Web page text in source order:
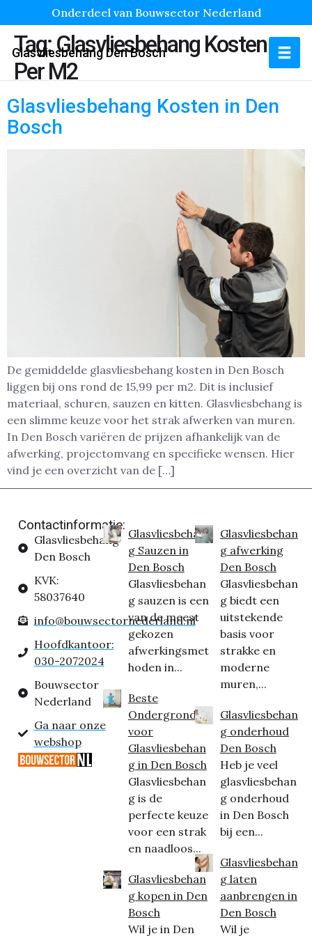
Onderdeel van Bouwsector Nederland
Glasvliesbehang Den Bosch
Tag:Glasvliesbehang Kosten
Per M2
Glasvliesbehang Kosten in Den
Bosch
De gemiddelde glasvliesbehang kosten in Den Bosch
liggen bij ons rond de 15,99 per m2. Dit is inclusief
materiaal, schuren, sauzen en kitten. Glasvliesbehang is
een slimme keuze voor het strak afwerken van muren.
In Den Bosch variëren de prijzen afhankelijk van de
afwerking, projectomvang en specifieke wensen. Hier
vind je een overzicht van de […]
Contactinformatie:
Glasvliesbehang
Den Bosch
KVK:
58037640
info@bouwsectornederland.nl
Hoofdkantoor:
030-2072024
Bouwsector
Nederland
Ga naar onze
webshop
Glasvliesbehan
g Sauzen in
Den Bosch
Glasvliesbehan
g sauzen is een
van de meest
gekozen
afwerkingsmet
hoden in...
Beste
Ondergrond
voor
Glasvliesbehan
g in Den Bosch
Glasvliesbehan
g is de
perfecte keuze
voor een strak
en naadloos...
Glasvliesbehan
g kopen in Den
Bosch
Wil je in Den
Glasvliesbehan
g afwerking
Den Bosch
Glasvliesbehan
g biedt een
uitstekende
basis voor
strakke en
moderne
muren,...
Glasvliesbehan
g onderhoud
Den Bosch
Heb je veel
glasvliesbehan
g onderhoud
in Den Bosch
bij een...
Glasvliesbehan
g laten
aanbrengen in
Den Bosch
Wil je